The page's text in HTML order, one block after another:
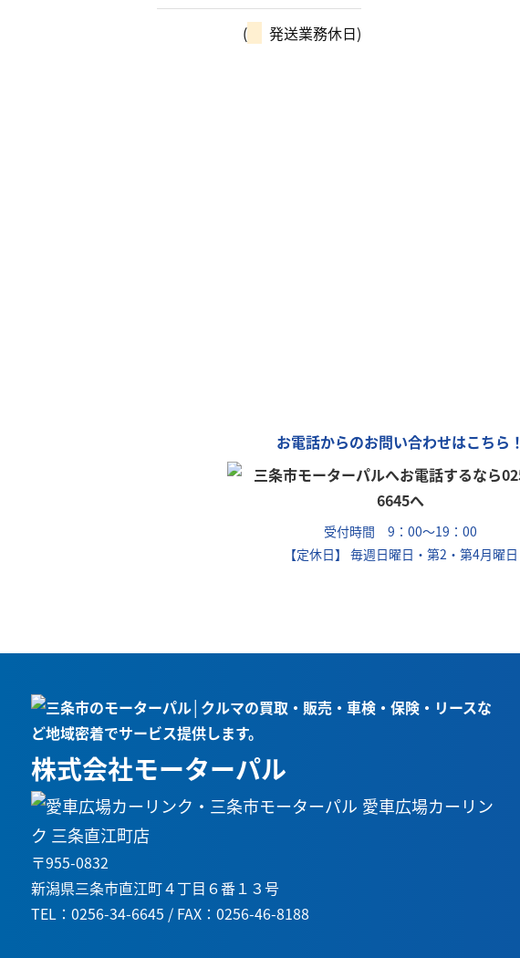
( 発送業務休日)
お電話からのお問い合わせはこちら！
受付時間 9：00～19：00
【定休日】 毎週日曜日・第2・第4月曜日
株式会社モーターパル
愛車広場カーリン
ク 三条直江町店
〒955-0832
新潟県三条市直江町４丁目６番１３号
TEL：0256-34-6645 / FAX：0256-46-8188